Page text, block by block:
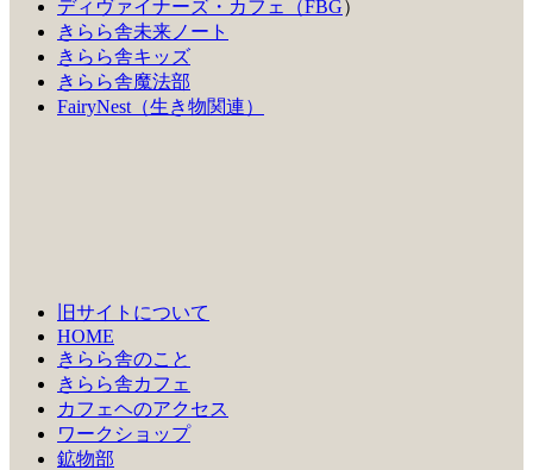
ディヴァイナーズ・カフェ（FBG）
きらら舎未来ノート
きらら舎キッズ
きらら舎魔法部
FairyNest（生き物関連）
旧サイトについて
HOME
きらら舎のこと
きらら舎カフェ
カフェヘのアクセス
ワークショップ
鉱物部